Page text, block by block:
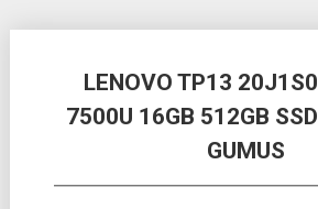
LENOVO TP13
7500U 16GB 512GB
GUMUS
navigation